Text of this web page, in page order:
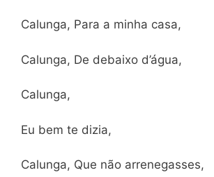
Calunga, Para a minha casa,
Calunga, De debaixo d’água,
Calunga,
Eu bem te dizia,
Calunga, Que não arrenegasses,